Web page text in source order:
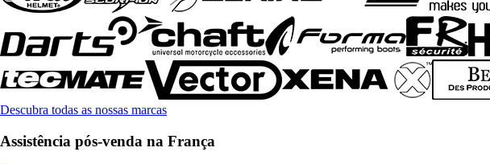
Descubra todas as nossas marcas
Assistência pós-venda na França